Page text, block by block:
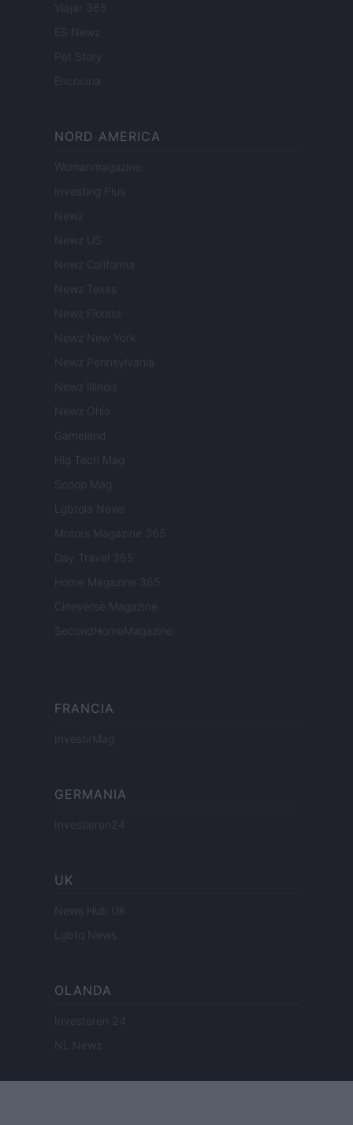
Viajar 365
ES Newz
Pet Story
Encocina
NORD AMERICA
Womanmagazine
Investing Plus
Newz
Newz US
Newz California
Newz Texas
Newz Florida
Newz New York
Newz Pennsylvania
Newz Illinois
Newz Ohio
Gameland
Hig Tech Mag
Scoop Mag
Lgbtqia News
Motors Magazine 365
Day Travel 365
Home Magazine 365
Cineverse Magazine
SecondHomeMagazine
FRANCIA
InvestirMag
GERMANIA
Investieren24
UK
News Hub UK
Lgbtq News
OLANDA
Investeren 24
NL Newz